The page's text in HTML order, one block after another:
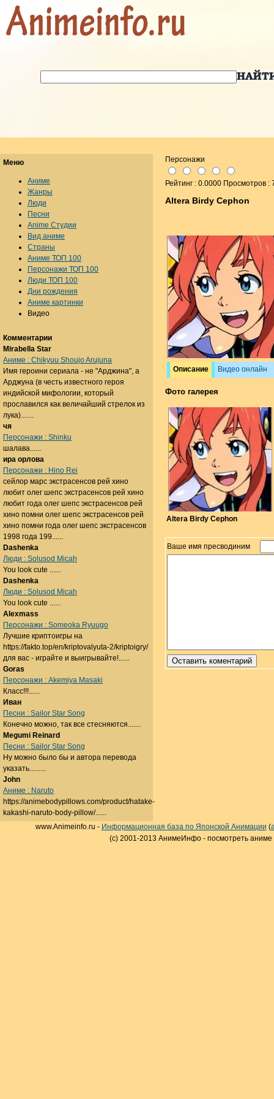
Персонажи
Рейтинг : 0.0000 Просмотров :
Altera Birdy Cephon
Описание Видео онлайн
Фото галерея
Altera Birdy Cephon
Ваше имя пресводиним
Меню
Аниме
Жанры
Люди
Песни
Anime Студии
Вид аниме
Страны
Аниме ТОП 100
Персонажи ТОП 100
Люди ТОП 100
Дни рождения
Аниме картинки
Видео
Комментарии
Mirabella Star
Аниме : Chikyuu Shoujo Arujuna
Имя героини сериала - не "Арджина", а
Арджуна (в честь известного героя
индийской мифологии, который
прославился как величайший стрелок из
лука).......
чя
Персонажи : Shinku
шалава......
ира орлова
Персонажи : Hino Rei
сейлор марс экстрасенсов рей хино
любит олег шепс экстрасенсов рей хино
любит года олег шепс экстрасенсов рей
хино помни олег шепс экстрасенсов рей
хино помни года олег шепс экстрасенсов
1998 года 199......
Dashenka
Люди : Solusod Micah
You look cute ......
Dashenka
Люди : Solusod Micah
You look cute ......
Alexmass
Персонажи : Someoka Ryuugo
Лучшие криптоигры на
https://fakto.top/en/kriptovalyuta-2/kriptoigry/
для вас - играйте и выигрывайте!......
Goras
Персонажи : Akemiya Masaki
Класс!!!......
Иван
Песни : Sailor Star Song
Конечно можно, так все стесняются.......
Megumi Reinard
Песни : Sailor Star Song
Ну можно было бы и автора перевода
указать.........
John
Аниме : Naruto
https://animebodypillows.com/product/hatake-
kakashi-naruto-body-pillow/......
www.Animeinfo.ru - Информационная база по Японской Анимации (
(c) 2001-2013 АнимеИнфо - посмотреть аниме